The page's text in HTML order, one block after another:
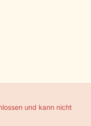
und kann nicht